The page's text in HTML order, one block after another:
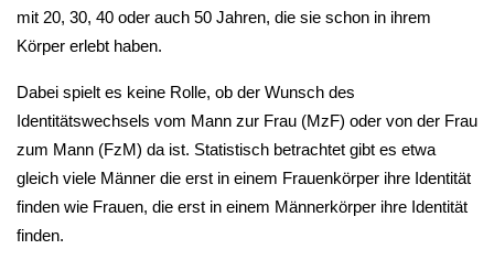
mit 20, 30, 40 oder auch 50 Jahren, die sie schon in ihrem
Körper erlebt haben.
Dabei spielt es keine Rolle, ob der Wunsch des
Identitätswechsels vom Mann zur Frau (MzF) oder von der Frau
zum Mann (FzM) da ist. Statistisch betrachtet gibt es etwa
gleich viele Männer die erst in einem Frauenkörper ihre Identität
finden wie Frauen, die erst in einem Männerkörper ihre Identität
finden.